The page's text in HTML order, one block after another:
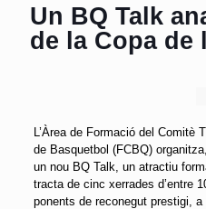
Un BQ Talk
de la Copa de
L’Àrea de Formació del Comitè
de Basquetbol (FCBQ)
un nou BQ Talk, un atractiu
tracta de cinc xerrades d’entre
ponents de reconegut prestigi,